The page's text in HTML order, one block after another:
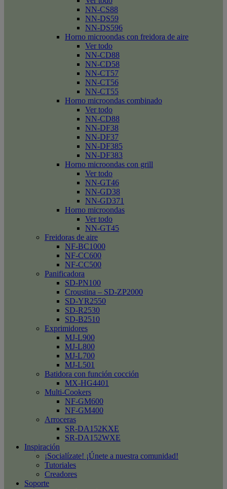
NN-CS88
NN-DS59
NN-DS596
Horno microondas con freidora de aire
Ver todo
NN-CD88
NN-CD58
NN-CT57
NN-CT56
NN-CT55
Horno microondas combinado
Ver todo
NN-CD88
NN-DF38
NN-DF37
NN-DF385
NN-DF383
Horno microondas con grill
Ver todo
NN-GT46
NN-GD38
NN-GD371
Horno microondas
Ver todo
NN-GT45
Freidoras de aire
NF-BC1000
NF-CC600
NF-CC500
Panificadora
SD-PN100
Croustina – SD-ZP2000
SD-YR2550
SD-R2530
SD-B2510
Exprimidores
MJ-L900
MJ-L800
MJ-L700
MJ-L501
Batidora con función cocción
MX-HG4401
Multi-Cookers
NF-GM600
NF-GM400
Arroceras
SR-DA152KXE
SR-DA152WXE
Inspiración
¡Socialízate! ¡Únete a nuestra comunidad!
Tutoriales
Creadores
Soporte